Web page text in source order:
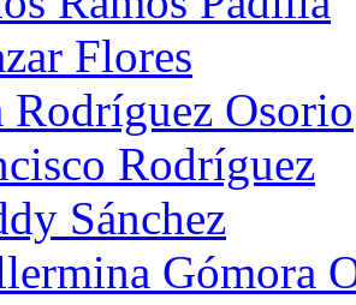
Flores
Rodríguez Osorio
Rodríguez
Sánchez
Gómora